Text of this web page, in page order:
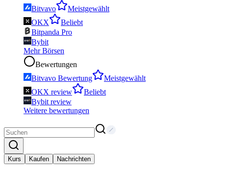
Bitvavo
Meistgewählt
OKX
Beliebt
Bitpanda Pro
Bybit
Mehr Börsen
Bewertungen
Bitvavo Bewertung
Meistgewählt
OKX review
Beliebt
Bybit review
Weitere bewertungen
Kurs Kaufen Nachrichten